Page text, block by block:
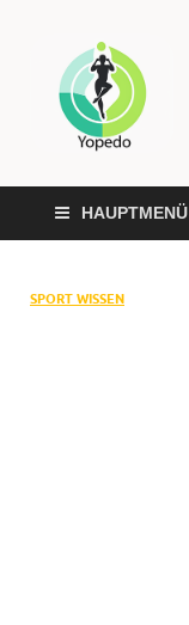
HAUPTMENÜ
SPORT WISSEN